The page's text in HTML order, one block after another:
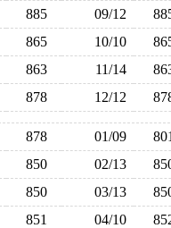
885 09/12
865 10/10
863 11/14
878 12/12
878 01/09
850 02/13
850 03/13
851 04/10